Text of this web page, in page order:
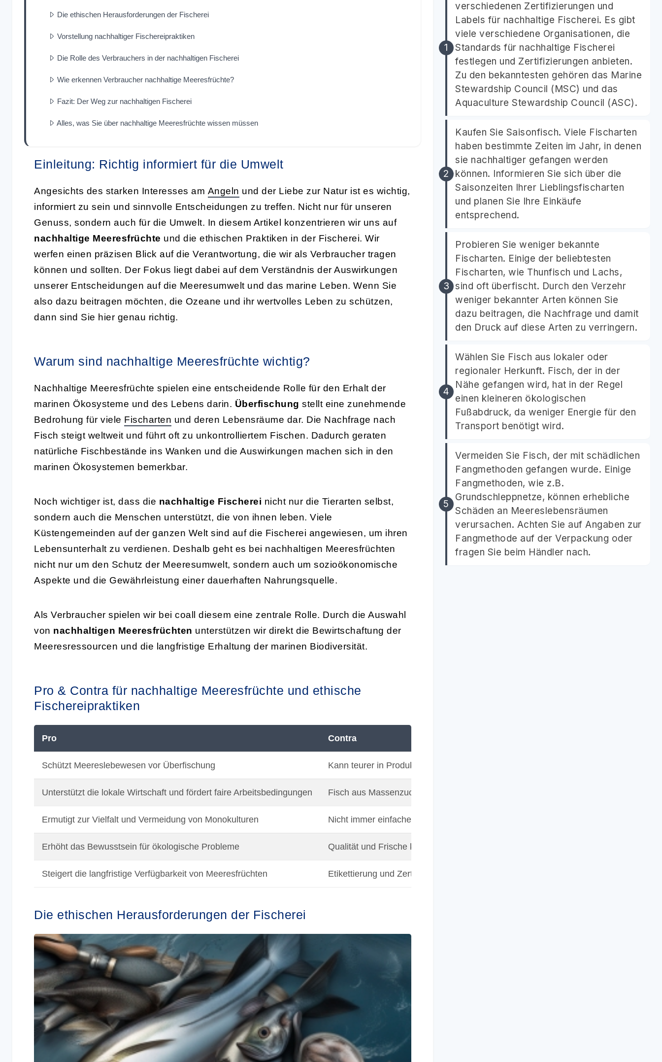
Die ethischen Herausforderungen der Fischerei
Vorstellung nachhaltiger Fischereipraktiken
Die Rolle des Verbrauchers in der nachhaltigen Fischerei
Wie erkennen Verbraucher nachhaltige Meeresfrüchte?
Fazit: Der Weg zur nachhaltigen Fischerei
Alles, was Sie über nachhaltige Meeresfrüchte wissen müssen
Einleitung: Richtig informiert für die Umwelt
Angesichts des starken Interesses am Angeln und der Liebe zur Natur ist es wichtig,
informiert zu sein und sinnvolle Entscheidungen zu treffen. Nicht nur für unseren
Genuss, sondern auch für die Umwelt. In diesem Artikel konzentrieren wir uns auf
nachhaltige Meeresfrüchte und die ethischen Praktiken in der Fischerei. Wir
werfen einen präzisen Blick auf die Verantwortung, die wir als Verbraucher tragen
können und sollten. Der Fokus liegt dabei auf dem Verständnis der Auswirkungen
unserer Entscheidungen auf die Meeresumwelt und das marine Leben. Wenn Sie
also dazu beitragen möchten, die Ozeane und ihr wertvolles Leben zu schützen,
dann sind Sie hier genau richtig.
Warum sind nachhaltige Meeresfrüchte wichtig?
Nachhaltige Meeresfrüchte spielen eine entscheidende Rolle für den Erhalt der
marinen Ökosysteme und des Lebens darin. Überfischung stellt eine zunehmende
Bedrohung für viele Fischarten und deren Lebensräume dar. Die Nachfrage nach
Fisch steigt weltweit und führt oft zu unkontrolliertem Fischen. Dadurch geraten
natürliche Fischbestände ins Wanken und die Auswirkungen machen sich in den
marinen Ökosystemen bemerkbar.
Noch wichtiger ist, dass die nachhaltige Fischerei nicht nur die Tierarten selbst,
sondern auch die Menschen unterstützt, die von ihnen leben. Viele
Küstengemeinden auf der ganzen Welt sind auf die Fischerei angewiesen, um ihren
Lebensunterhalt zu verdienen. Deshalb geht es bei nachhaltigen Meeresfrüchten
nicht nur um den Schutz der Meeresumwelt, sondern auch um sozioökonomische
Aspekte und die Gewährleistung einer dauerhaften Nahrungsquelle.
Als Verbraucher spielen wir bei coall diesem eine zentrale Rolle. Durch die Auswahl
von nachhaltigen Meeresfrüchten unterstützen wir direkt die Bewirtschaftung der
Meeresressourcen und die langfristige Erhaltung der marinen Biodiversität.
Pro & Contra für nachhaltige Meeresfrüchte und ethische
Fischereipraktiken
Pro Contra
Schützt Meereslebewesen vor Überfischung Kann teurer in Produktion und Kauf sein
Unterstützt die lokale Wirtschaft und fördert faire Arbeitsbedingungen Fisch aus Massenzucht mag weniger schmackhaft sein
Ermutigt zur Vielfalt und Vermeidung von Monokulturen Nicht immer einfacher Zustellprozess für den Verbraucher
Erhöht das Bewusstsein für ökologische Probleme Qualität und Frische können variieren
Steigert die langfristige Verfügbarkeit von Meeresfrüchten Etikettierung und Zertifizierungen können für Verwirrung sorgen
Die ethischen Herausforderungen der Fischerei
verschiedenen Zertifizierungen und
Labels für nachhaltige Fischerei. Es gibt
viele verschiedene Organisationen, die
Standards für nachhaltige Fischerei
festlegen und Zertifizierungen anbieten.
Zu den bekanntesten gehören das Marine
Stewardship Council (MSC) und das
Aquaculture Stewardship Council (ASC).
Kaufen Sie Saisonfisch. Viele Fischarten
haben bestimmte Zeiten im Jahr, in denen
sie nachhaltiger gefangen werden
können. Informieren Sie sich über die
Saisonzeiten Ihrer Lieblingsfischarten
und planen Sie Ihre Einkäufe
entsprechend.
Probieren Sie weniger bekannte
Fischarten. Einige der beliebtesten
Fischarten, wie Thunfisch und Lachs,
sind oft überfischt. Durch den Verzehr
weniger bekannter Arten können Sie
dazu beitragen, die Nachfrage und damit
den Druck auf diese Arten zu verringern.
Wählen Sie Fisch aus lokaler oder
regionaler Herkunft. Fisch, der in der
Nähe gefangen wird, hat in der Regel
einen kleineren ökologischen
Fußabdruck, da weniger Energie für den
Transport benötigt wird.
Vermeiden Sie Fisch, der mit schädlichen
Fangmethoden gefangen wurde. Einige
Fangmethoden, wie z.B.
Grundschleppnetze, können erhebliche
Schäden an Meereslebensräumen
verursachen. Achten Sie auf Angaben zur
Fangmethode auf der Verpackung oder
fragen Sie beim Händler nach.